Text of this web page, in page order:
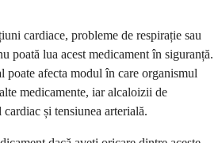
cardiace, probleme de respirație sau
poată lua acest medicament în siguranță.
poate afecta modul în care organismul
medicamente, iar alcaloizii de
și tensiunea arterială.